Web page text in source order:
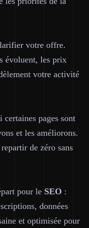
votre offre.
évoluent, les prix
votre activité
pages sont
et les améliorons.
de zéro sans
pour le SEO :
données
et optimisée pour